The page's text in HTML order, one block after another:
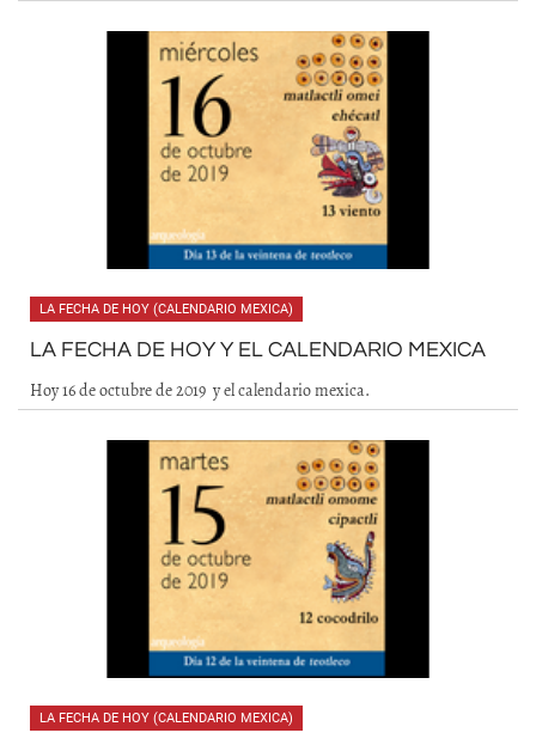
LA FECHA DE HOY (CALENDARIO MEXICA)
LA FECHA DE HOY Y EL CALENDARIO MEXICA
Hoy 16 de octubre de 2019 y el calendario mexica.
LA FECHA DE HOY (CALENDARIO MEXICA)